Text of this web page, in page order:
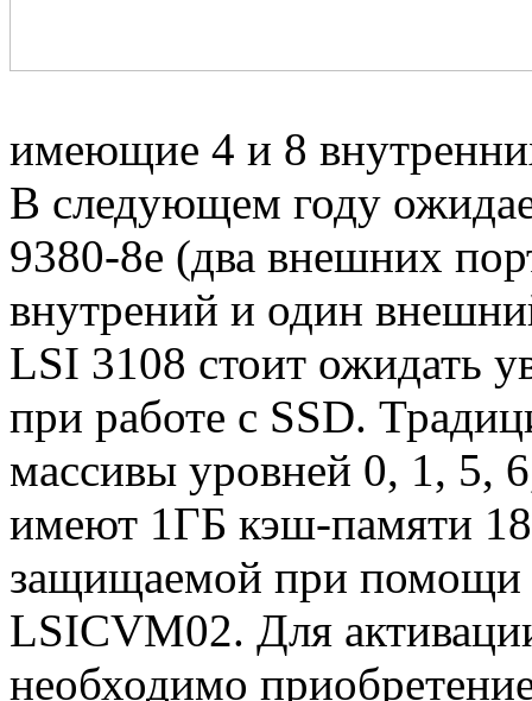
имеющие 4 и 8
В следующем году
9380-8e (два внешних
внутрений и один
LSI 3108 стоит ожидать
при работе с SSD.
массивы уровней 0, 1, 5,
имеют 1ГБ кэш-памяти
защищаемой при помощи
LSICVM02. Для
необходимо